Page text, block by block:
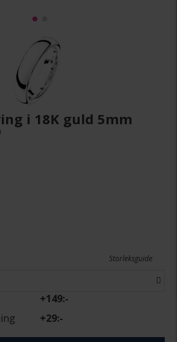
i 18K guld 5mm
Storleksguide
+149:-
+29:-